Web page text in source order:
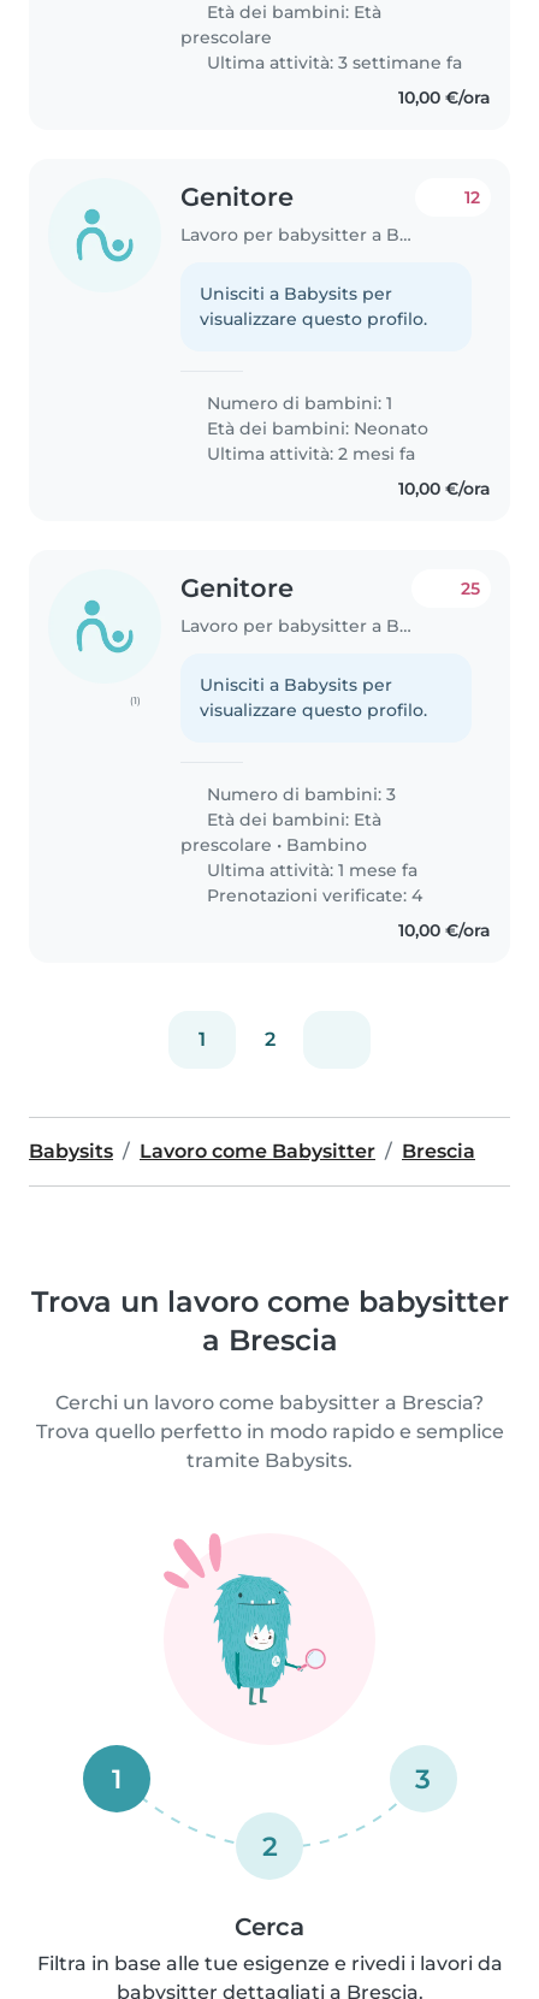
Età dei bambini: Età
prescolare
Ultima attività: 3 settimane fa
10,00 €/ora
Genitore
Lavoro per babysitter a Brescia
12
Unisciti a Babysits per
visualizzare questo profilo.
Numero di bambini: 1
Età dei bambini: Neonato
Ultima attività: 2 mesi fa
10,00 €/ora
(1)
Genitore
Lavoro per babysitter a Brescia
25
Unisciti a Babysits per
visualizzare questo profilo.
Numero di bambini: 3
Età dei bambini: Età
prescolare • Bambino
Ultima attività: 1 mese fa
Prenotazioni verificate: 4
10,00 €/ora
1 2
Babysits Lavoro come Babysitter Brescia
Trova un lavoro come babysitter
a Brescia
Cerchi un lavoro come babysitter a Brescia?
Trova quello perfetto in modo rapido e semplice
tramite Babysits.
1
2
3
Cerca
Filtra in base alle tue esigenze e rivedi i lavori da
babysitter dettagliati a Brescia.